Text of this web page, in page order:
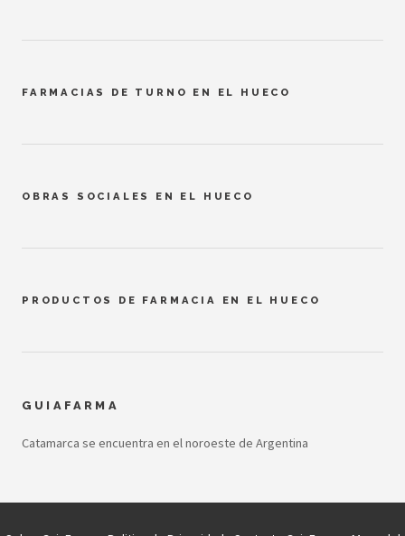
FARMACIAS DE TURNO EN EL HUECO
OBRAS SOCIALES EN EL HUECO
PRODUCTOS DE FARMACIA EN EL HUECO
GUIAFARMA
Catamarca se encuentra en el noroeste de Argentina